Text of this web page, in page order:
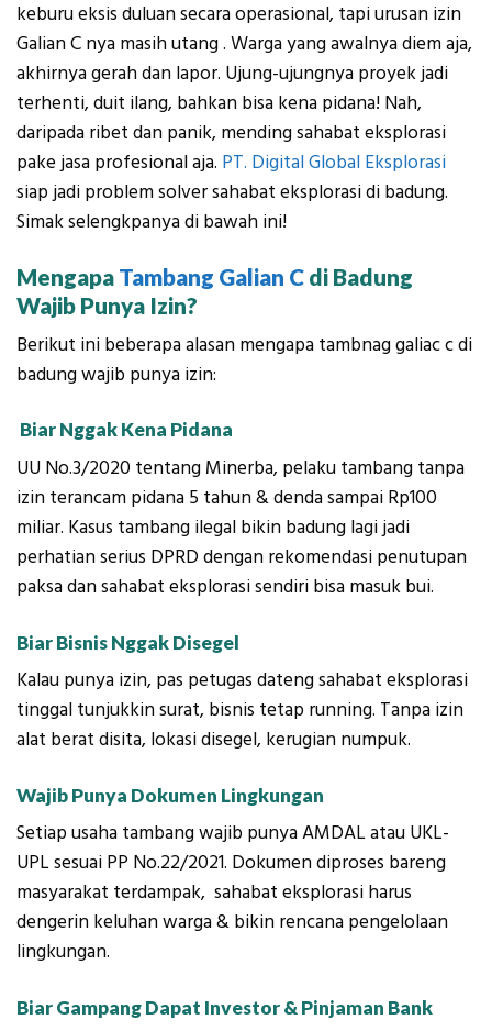
keburueksis duluan secara operasional, tapi urusan izin
Galian C nya masihutang. Warga yang awalnya diem aja,
akhirnya gerah dan lapor. Ujung-ujungnya proyek jadi
terhenti, duit ilang, bahkan bisa kena pidana! Nah,
daripada ribet dan panik, mending sahabat eksplorasi
pake jasa profesional aja. PT. Digital Global Eksplorasi
siap jadi problem solversahabat eksplorasi di badung.
Simak selengkpanya di bawah ini!
Mengapa Tambang Galian C di Badung
Wajib Punya Izin?
Berikut ini beberapa alasan mengapa tambnag galiac c di
badung wajib punya izin:
Biar Nggak Kena Pidana
UU No.3/2020 tentang Minerba, pelaku tambang tanpa
izin terancam pidana 5 tahun & denda sampai Rp100
miliar. Kasus tambang ilegal bikin badung lagi jadi
perhatian serius DPRD dengan rekomendasi penutupan
paksa dan sahabat eksplorasi sendiri bisa masuk bui.
Biar Bisnis Nggak Disegel
Kalau punya izin, pas petugas dateng sahabat eksplorasi
tinggal tunjukkin surat, bisnis tetap running. Tanpa izin
alat berat disita, lokasi disegel, kerugian numpuk.
Wajib Punya Dokumen Lingkungan
Setiap usaha tambang wajib punya AMDAL atau UKL-
UPL sesuai PP No.22/2021. Dokumen diproses bareng
masyarakat terdampak, sahabat eksplorasi harus
dengerin keluhan warga & bikin rencana pengelolaan
lingkungan.
Biar Gampang Dapat Investor & Pinjaman Bank